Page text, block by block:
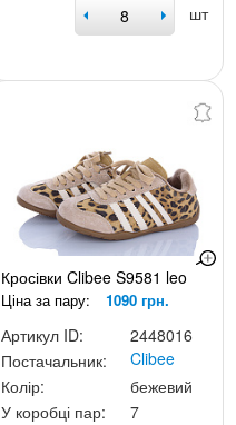
шт
Кросівки Clibee S9581 leo
Ціна за пару: 1090 грн.
Артикул ID:
2448016
Постачальник:
Clibee
Колір:
бежевий
У коробці пар:
7